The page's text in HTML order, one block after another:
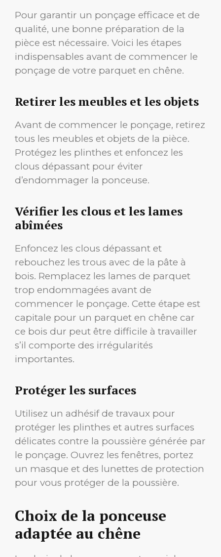
Pour garantir un ponçage efficace et de
qualité, une bonne préparation de la
pièce est nécessaire. Voici les étapes
indispensables avant de commencer le
ponçage de votre parquet en chêne.
Retirer les meubles et les objets
Avant de commencer le ponçage, retirez
tous les meubles et objets de la pièce.
Protégez les plinthes et enfoncez les
clous dépassant pour éviter
d’endommager la ponceuse.
Vérifier les clous et les lames
abîmées
Enfoncez les clous dépassant et
rebouchez les trous avec de la pâte à
bois. Remplacez les lames de parquet
trop endommagées avant de
commencer le ponçage. Cette étape est
capitale pour un parquet en chêne car
ce bois dur peut être difficile à travailler
s’il comporte des irrégularités
importantes.
Protéger les surfaces
Utilisez un adhésif de travaux pour
protéger les plinthes et autres surfaces
délicates contre la poussière générée par
le ponçage. Ouvrez les fenêtres, portez
un masque et des lunettes de protection
pour vous protéger de la poussière.
Choix de la ponceuse
adaptée au chêne